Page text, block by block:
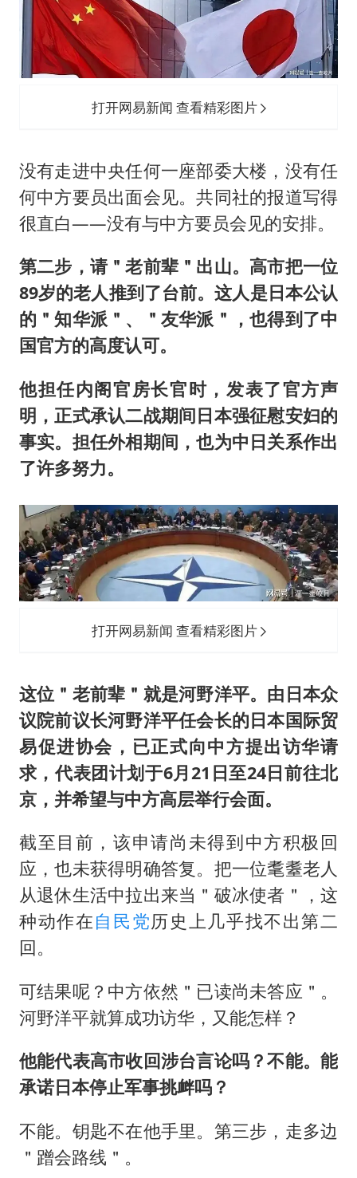
打开网易新闻 查看精彩图片
没有走进中央任何一座部委大楼，没有任
何中方要员出面会见。共同社的报道写得
很直白——没有与中方要员会见的安排。
第二步，请＂老前辈＂出山。高市把一位
89岁的老人推到了台前。这人是日本公认
的＂知华派＂、＂友华派＂，也得到了中
国官方的高度认可。
他担任内阁官房长官时，发表了官方声
明，正式承认二战期间日本强征慰安妇的
事实。担任外相期间，也为中日关系作出
了许多努力。
打开网易新闻 查看精彩图片
这位＂老前辈＂就是河野洋平。由日本众
议院前议长河野洋平任会长的日本国际贸
易促进协会，已正式向中方提出访华请
求，代表团计划于6月21日至24日前往北
京，并希望与中方高层举行会面。
截至目前，该申请尚未得到中方积极回
应，也未获得明确答复。把一位耄耋老人
从退休生活中拉出来当＂破冰使者＂，这
种动作在自民党历史上几乎找不出第二
回。
可结果呢？中方依然＂已读尚未答应＂。
河野洋平就算成功访华，又能怎样？
他能代表高市收回涉台言论吗？不能。能
承诺日本停止军事挑衅吗？
不能。钥匙不在他手里。第三步，走多边
＂蹭会路线＂。